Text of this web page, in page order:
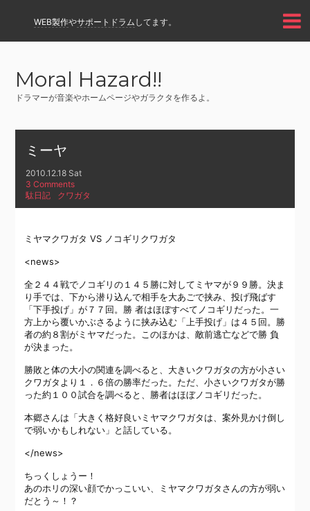
WEB製作やサポートドラム してます。
Moral Hazard!!
ドラマーが音楽やホームページやガラクタを作るよ。
ミーヤ
2010.12.18 Sat
3 Comments
駄日記
クワガタ
ミヤマクワガタ VS ノコギリクワガタ
<news>
全２４４戦でノコギリの１４５勝に対してミヤマが９９勝。決ま
り手では、下から潜り込んで相手を大あごで挟み、投げ飛ばす
「下手投げ」が７７回。勝 者はほぼすべてノコギリだった。一
方上から覆いかぶさるように挟み込む「上手投げ」は４５回。勝
者の約８割がミヤマだった。このほかは、敵前逃亡などで勝 負
が決まった。
勝敗と体の大小の関連を調べると、大きいクワガタの方が小さい
クワガタより１．６倍の勝率だった。ただ、小さいクワガタが勝
った約１００試合を調べると、勝者はほぼノコギリだった。
本郷さんは「大きく格好良いミヤマクワガタは、案外見かけ倒し
で弱いかもしれない」と話している。
</news>
ちっくしょうー！
あのホリの深い顔でかっこいい、ミヤマクワガタさんの方が弱い
だとう～！？